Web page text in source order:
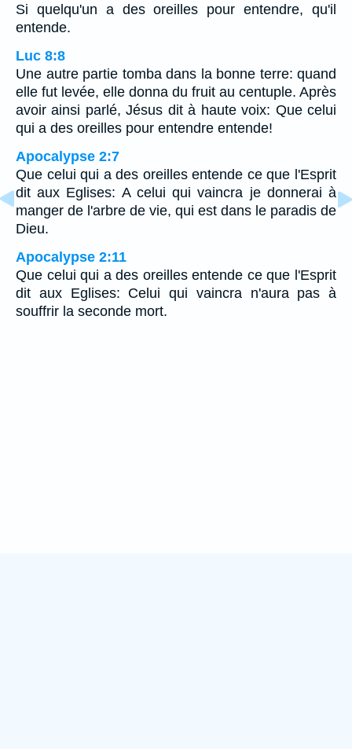
Si quelqu'un a des oreilles pour entendre, qu'il
entende.
Luc 8:8
Une autre partie tomba dans la bonne terre: quand
elle fut levée, elle donna du fruit au centuple. Après
avoir ainsi parlé, Jésus dit à haute voix: Que celui
qui a des oreilles pour entendre entende!
Apocalypse 2:7
Que celui qui a des oreilles entende ce que l'Esprit
dit aux Eglises: A celui qui vaincra je donnerai à
manger de l'arbre de vie, qui est dans le paradis de
Dieu.
Apocalypse 2:11
Que celui qui a des oreilles entende ce que l'Esprit
dit aux Eglises: Celui qui vaincra n'aura pas à
souffrir la seconde mort.